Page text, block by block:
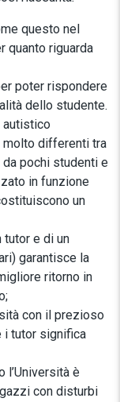
questo nel
quanto riguarda
poter rispondere
dello studente.
autistico
differenti tra
pochi studenti e
in funzione
un
tutor e di un
garantisce la
ritorno in
con il prezioso
i tutor significa
l’Università è
con disturbi